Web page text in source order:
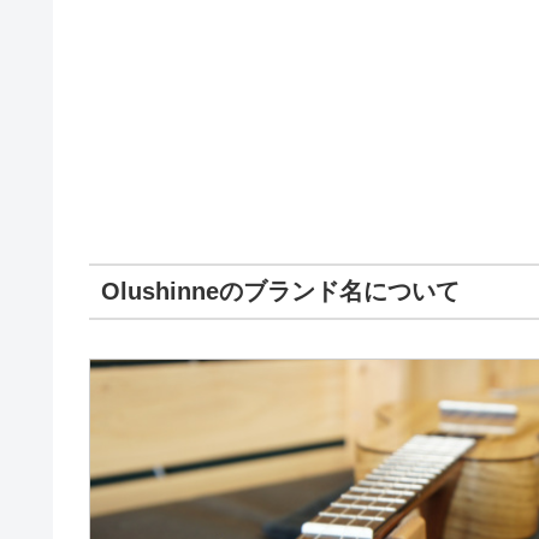
Olushinneのブランド名について